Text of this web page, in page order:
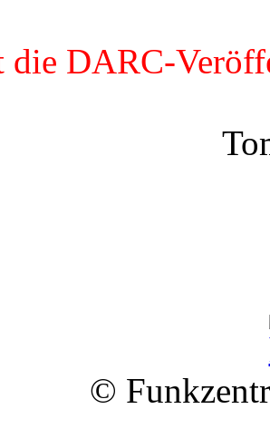
die DARC-
©